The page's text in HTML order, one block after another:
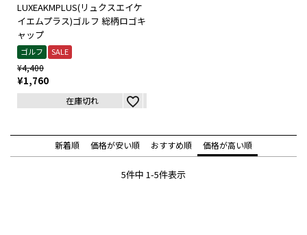
LUXEAKMPLUS(リュクスエイケ
イエムプラス)ゴルフ 総柄ロゴキ
ャップ
ゴルフ SALE
¥4,400
¥1,760
在庫切れ
新着順 価格が安い順 おすすめ順 価格が高い順
5件中 1-5件表示